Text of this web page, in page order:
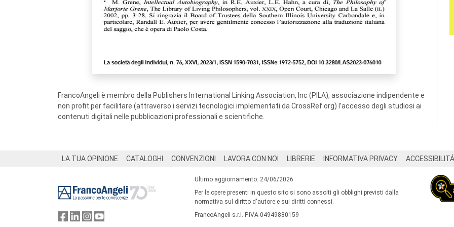
FrancoAngeli è membro della Publishers International Linking Association, Inc (PILA), associazione indipendente e
non profit per facilitare (attraverso i servizi tecnologici implementati da CrossRef.org) l’accesso degli studiosi ai
contenuti digitali nelle pubblicazioni professionali e scientifiche.
LA TUA OPINIONE CATALOGHI CONVENZIONI LAVORA CON NOI LIBRERIE INFORMATIVA PRIVACY ACCESSIBILITÁ
Ultimo aggiornamento: 24/06/2026
Per le opere presenti in questo sito si sono assolti gli obblighi previsti dalla
normativa sul diritto d'autore e sui diritti connessi.
FrancoAngeli s.r.l. P.IVA 04949880159